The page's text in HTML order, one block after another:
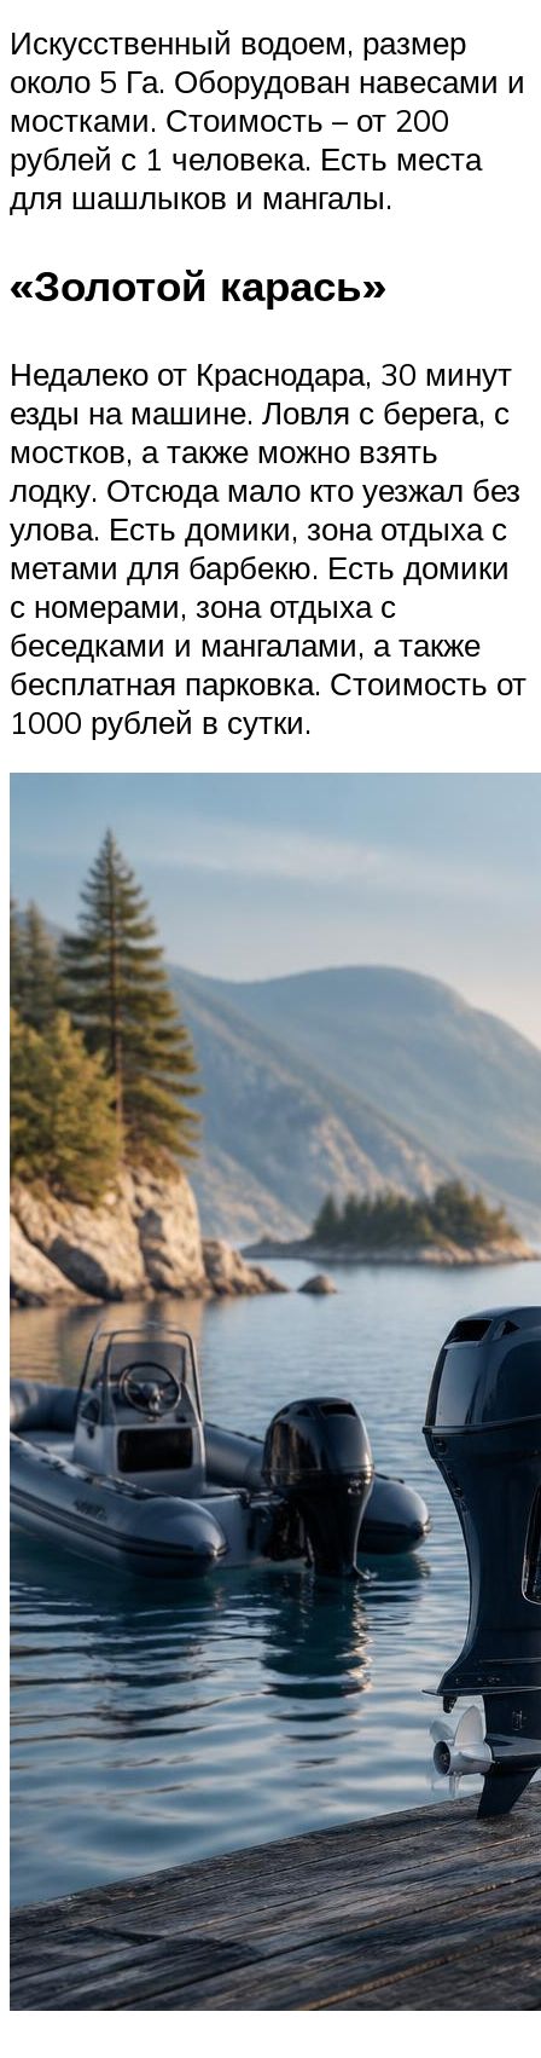
Искусственный водоем, размер
около 5 Га. Оборудован навесами и
мостками. Стоимость – от 200
рублей с 1 человека. Есть места
для шашлыков и мангалы.
«Золотой карась»
Недалеко от Краснодара, 30 минут
езды на машине. Ловля с берега, с
мостков, а также можно взять
лодку. Отсюда мало кто уезжал без
улова. Есть домики, зона отдыха с
метами для барбекю. Есть домики
с номерами, зона отдыха с
беседками и мангалами, а также
бесплатная парковка. Стоимость от
1000 рублей в сутки.